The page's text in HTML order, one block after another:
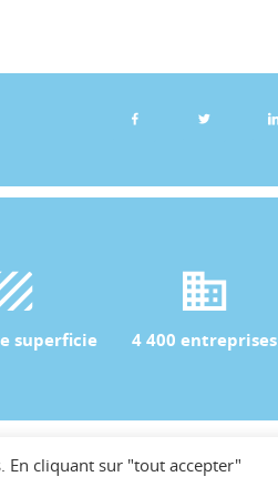
superficie 4 400 entreprises
Téléchargements
En cliquant sur "tout accepter"